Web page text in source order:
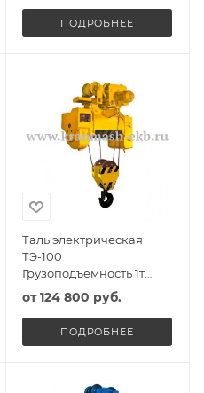
ПОДРОБНЕЕ
Таль электрическая
ТЭ-100
Грузоподъемность 1т
Высота подъема 6м
от124 800 руб.
ПОДРОБНЕЕ